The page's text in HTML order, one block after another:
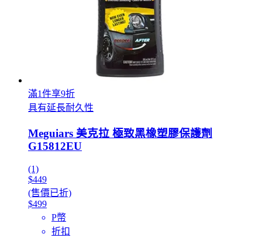
滿1件享9折
具有延長耐久性
Meguiars 美克拉 極致黑橡塑膠保護劑
G15812EU
(1)
$449
(售價已折)
$499
P幣
折扣